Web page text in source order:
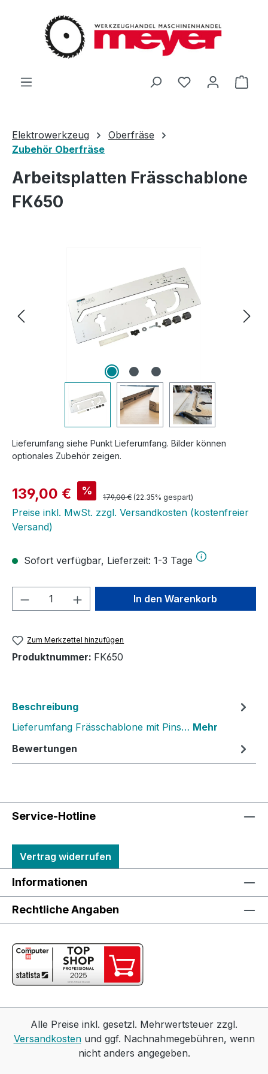
Zum Hauptinhalt springen
Du hast 0
Elektrowerkzeug
Oberfräse
Zubehör Oberfräse
Arbeitsplatten Frässchablone
FK650
Lieferumfang siehe Punkt Lieferumfang. Bilder können
optionales Zubehör zeigen.
Verkaufspreis:
139,00 € % Regulärer Preis:
179,00 € (22.35% gespart)
Preise inkl. MwSt. zzgl. Versandkosten (kostenfreier
Versand)
Sofort verfügbar, Lieferzeit: 1-3 Tage
Produkt Anzahl: Gib denIn den Warenkorb
Zum Merkzettel hinzufügen
Produktnummer: FK650
Beschreibung
Lieferumfang Frässchablone mit Pins… Mehr
Bewertungen
Service-Hotline
Vertrag widerrufen
Informationen
Rechtliche Angaben
Alle Preise inkl. gesetzl. Mehrwertsteuer zzgl.
Versandkostenund ggf. Nachnahmegebühren, wenn
nicht anders angegeben.